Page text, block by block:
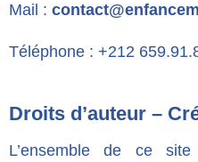
Mail :
Téléphone : +212
Droits d’auteur –
L’ensemble de ce